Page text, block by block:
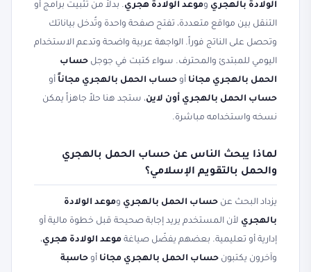
الولادة بالهجري وموعد الولادة هجري. بدلاً من تثبيت برامج أو
التنقل بين مواقع متعددة، تفتح صفحة واحدة وتُدخل بياناتك
وتحصل على الناتج فوراً. الواجهة عربية واضحة وتدعم الاستخدام
اليومي للمبتدئ والمحترف. سواء كتبت في جوجل حساب
الحمل بالهجري مجانا أو حساب الحمل بالهجري مجاناً أو
حساب الحمل بالهجري أون لاين، ستجد هنا حلاً جاهزاً يمكن
نسخه واستخدامه مباشرة.
لماذا يبحث الناس عن حساب الحمل بالهجري
والحمل بالتقويم الإسلامي؟
يزداد البحث عن حساب الحمل بالهجري وموعد الولادة
بالهجري لأن المستخدم يريد إجابة صحيحة قبل خطوة مالية أو
إدارية أو تعليمية. بعضهم يفضّل صياغة موعد الولادة هجري،
وآخرون يكتبون حساب الحمل بالهجري مجانا أو حاسبة